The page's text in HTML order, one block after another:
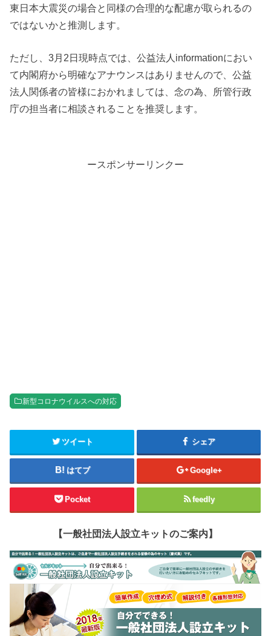
東日本大震災の場合と同様の合理的な配慮が取られるの
ではないかと推測します。
ただし、3月2日現時点では、公益法人informationにおい
て内閣府から明確なアナウンスはありませんので、公益
法人関係者の皆様におかれましては、念の為、所管行政
庁の担当者に相談されることを推奨します。
ースポンサーリンクー
新型コロナウイルスへの対応
ツイート シェア
はてブ Google+
Pocket feedly
【一般社団法人設立キットのご案内】